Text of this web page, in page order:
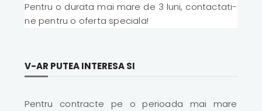
Pentru o durata mai mare de 3 luni, contactati-
ne pentru o oferta speciala!
V-AR PUTEA INTERESA SI
Pentru contracte pe o perioada mai mare